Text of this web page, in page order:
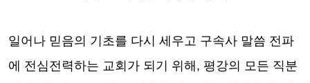
일어나 믿음의 기초를 다시 세우고 구속사 말씀 전파
에 전심전력하는 교회가 되기 위해 , 평강의 모든 직분